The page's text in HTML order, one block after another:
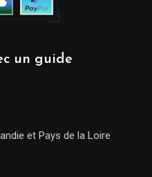
un guide
et Pays de la Loire